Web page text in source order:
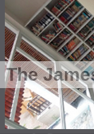
The